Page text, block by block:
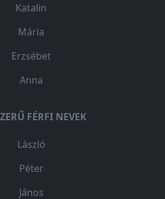
Katalin
Mária
Erzsébet
Anna
FÉRFI NEVEK
László
Péter
János